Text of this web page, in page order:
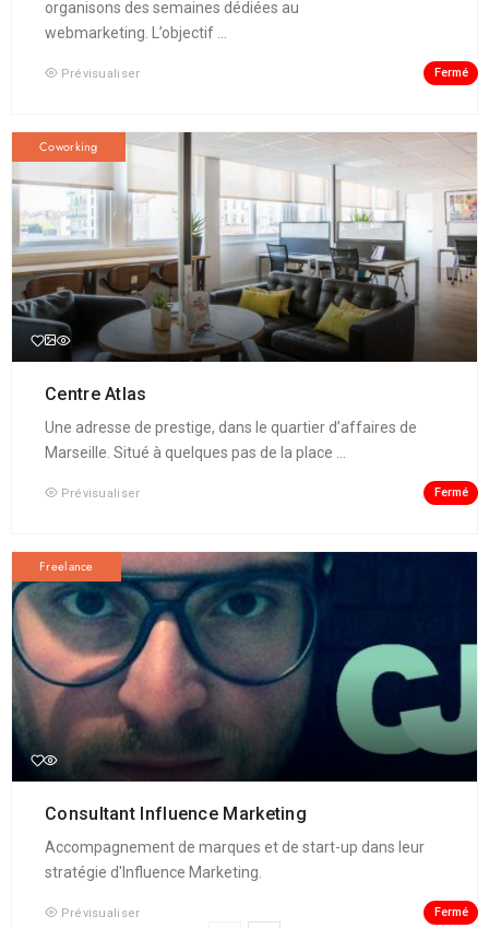
organisons des semaines dédiées au
webmarketing. L’objectif ...
Prévisualiser Fermé
Coworking
Centre Atlas
Une adresse de prestige, dans le quartier d’affaires de
Marseille. Situé à quelques pas de la place ...
Prévisualiser Fermé
Freelance
Consultant Influence Marketing
Accompagnement de marques et de start-up dans leur
stratégie d'Influence Marketing.
Prévisualiser Fermé